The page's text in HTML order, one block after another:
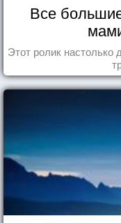
Все
Этот ролик